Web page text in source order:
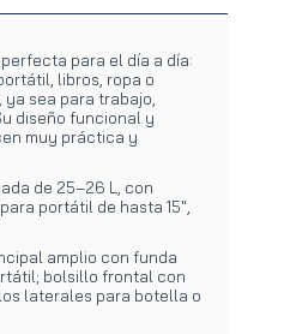
para el día a día:
libros, ropa o
sea para trabajo,
diseño funcional y
muy práctica y
de 25–26 L, con
portátil de hasta 15",
amplio con funda
bolsillo frontal con
laterales para botella o